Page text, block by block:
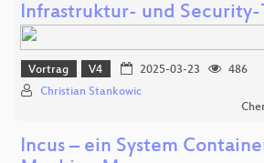
Infrastruktur- und Security-
Vortrag V4 2025-03-23
486
Christian Stankowic
Incus – ein System